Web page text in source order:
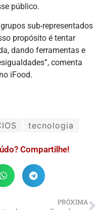
público.
sub-representados
propósito é tentar
dando ferramentas e
comenta
iFood.
tecnologia
Compartilhe!
PRÓXIMA